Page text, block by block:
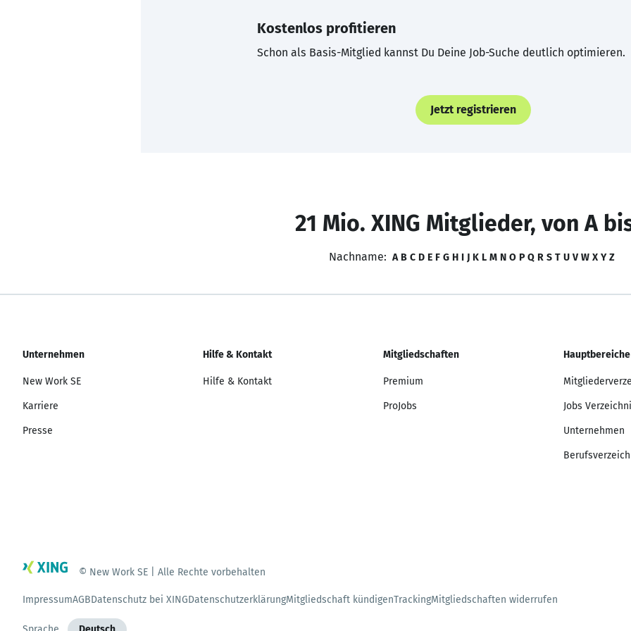
Kostenlos profitieren
Schon als Basis-Mitglied kannst Du Deine Job-Suche deutlich optimieren.
Jetzt registrieren
21 Mio. XING Mitglieder, von A
Nachname: A B C D E F G H I J K L M N O P Q R S T U V W X Y Z
Unternehmen
New Work SE
Karriere
Presse
Hilfe & Kontakt
Hilfe & Kontakt
Mitgliedschaften
Premium
ProJobs
Hauptbereiche
Jobs
Unternehmen
© New Work SE | Alle Rechte vorbehalten
ImpressumAGBDatenschutz bei XINGDatenschutzerklärungMitgliedschaft kündigenTrackingMitgliedschaften widerrufen